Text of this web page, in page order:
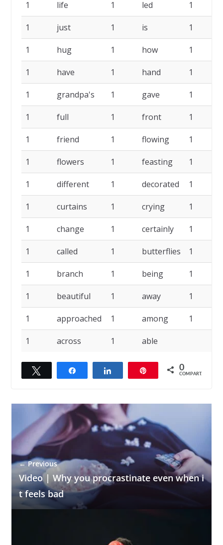
1 life 1 led 1
1 just 1 is 1
1 hug 1 how 1
1 have 1 hand 1
1 grandpa's 1 gave 1
1 full 1 front 1
1 friend 1 flowing 1
1 flowers 1 feasting 1
1 different 1 decorated 1
1 curtains 1 crying 1
1 change 1 certainly 1
1 called 1 butterflies 1
1 branch 1 being 1
1 beautiful 1 away 1
1 approached 1 among 1
1 across 1 able
Compartilhar Compartilhar 0
COMPART.
← Previous
Video | Why you procrastinate even when i
t feels bad